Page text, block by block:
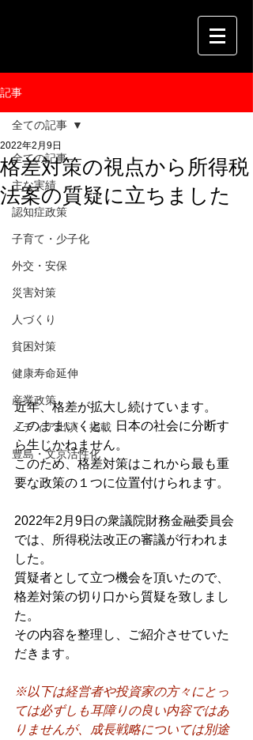
記事
全ての記事
主な実績
認知症政策
子育て・少子化
外交・安保
災害対策
人づくり
貧困対策
健康寿命延伸
産業政策
メディア出演・掲載
豊島・文京活性化
全ての記事
格差対策の視点から所得税
法案の質疑に立ちました
2022年2月9日
近年、格差が拡大し続けています。
このままいくと、日本の社会に分断す
ら生じかねません。
このため、格差対策はこれから最も重
要な政策の１つに位置付けられます。
2022年2月9日の衆議院財務金融委員会
では、所得税法改正の審議が行われま
した。
質疑者として立つ機会を頂いたので、
格差対策の切り口から質疑を致しまし
た。
その内容を整理し、ご紹介させていた
だきます。
※以下は経営者や投資家の方々にとっ
ては必ずしも耳障りの良い内容ではあ
りませんが、成長戦略については別途